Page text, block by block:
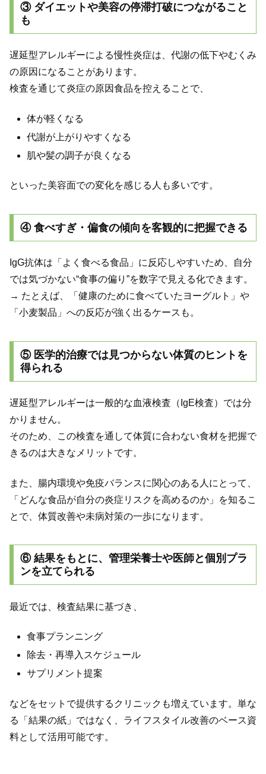
③ ダイエットや美容の停滞打破につながること
も
遅延型アレルギーによる慢性炎症は、代謝の低下やむくみ
の原因になることがあります。
検査を通じて炎症の原因食品を控えることで、
体が軽くなる
代謝が上がりやすくなる
肌や髪の調子が良くなる
といった美容面での変化を感じる人も多いです。
④ 食べすぎ・偏食の傾向を客観的に把握できる
IgG抗体は「よく食べる食品」に反応しやすいため、自分
では気づかない“食事の偏り”を数字で見える化できます。
→ たとえば、「健康のために食べていたヨーグルト」や
「小麦製品」への反応が強く出るケースも。
⑤ 医学的治療では見つからない体質のヒントを
得られる
遅延型アレルギーは一般的な血液検査（IgE検査）では分
かりません。
そのため、この検査を通して体質に合わない食材を把握で
きるのは大きなメリットです。
また、腸内環境や免疫バランスに関心のある人にとって、
「どんな食品が自分の炎症リスクを高めるのか」を知るこ
とで、体質改善や未病対策の一歩になります。
⑥ 結果をもとに、管理栄養士や医師と個別プラ
ンを立てられる
最近では、検査結果に基づき、
食事プランニング
除去・再導入スケジュール
サプリメント提案
などをセットで提供するクリニックも増えています。単な
る「結果の紙」ではなく、ライフスタイル改善のベース資
料として活用可能です。